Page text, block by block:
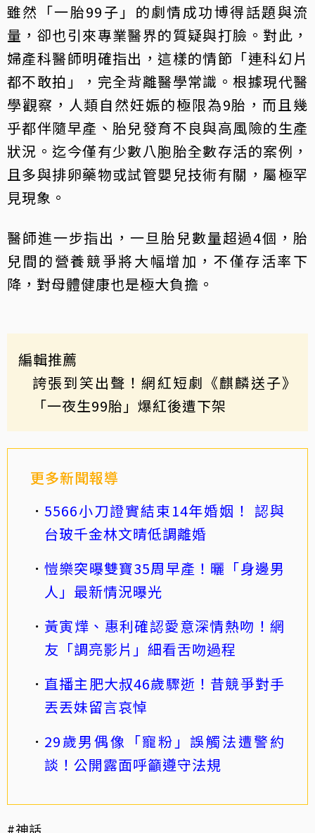
雖然「一胎99子」的劇情成功博得話題與流
量，卻也引來專業醫界的質疑與打臉。對此，
婦產科醫師明確指出，這樣的情節「連科幻片
都不敢拍」，完全背離醫學常識。根據現代醫
學觀察，人類自然妊娠的極限為9胎，而且幾
乎都伴隨早產、胎兒發育不良與高風險的生產
狀況。迄今僅有少數八胞胎全數存活的案例，
且多與排卵藥物或試管嬰兒技術有關，屬極罕
見現象。
醫師進一步指出，一旦胎兒數量超過4個，胎
兒間的營養競爭將大幅增加，不僅存活率下
降，對母體健康也是極大負擔。
編輯推薦
誇張到笑出聲！網紅短劇《麒麟送子》
「一夜生99胎」爆紅後遭下架
更多新聞報導
5566小刀證實結束14年婚姻！ 認與
台玻千金林文晴低調離婚
愷樂突曝雙寶35周早產！曬「身邊男
人」最新情況曝光
黃寅燁、惠利確認愛意深情熱吻！網
友「調亮影片」細看舌吻過程
直播主肥大叔46歲驟逝！昔競爭對手
丟丟妹留言哀悼
29歲男偶像「寵粉」誤觸法遭警約
談！公開露面呼籲遵守法規
#神話